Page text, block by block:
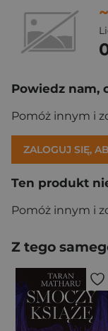
~
Powiedz nam,
Pomóż innym i
ZALOGUJ SIĘ,
Ten produkt
Pomóż innym i
Z tego